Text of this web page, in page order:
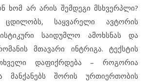
ხომ არ არის შემდეგი მსხვერპლი?
ცდილობს, საყვარელი ავტორის
საიდუმლო ამოხსნას და
მთავარი ინტრიგა. ტექსტის
დაფიქრდება – როგორია
მანქანებს შორის ურთიერთობის